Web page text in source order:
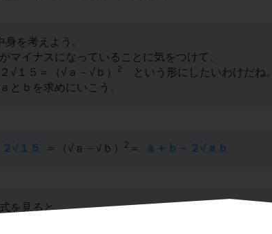
身を考えよう。
マイナスになっていることに気をつけて、
√１５＝（√ａ－√ｂ）
2
という形にしたいわけだね。
とｂを求めにいこう。
２√１５ ＝（√ａ－√ｂ） 2 ＝ ａ＋ｂ－２√ａｂ
式を見ると、